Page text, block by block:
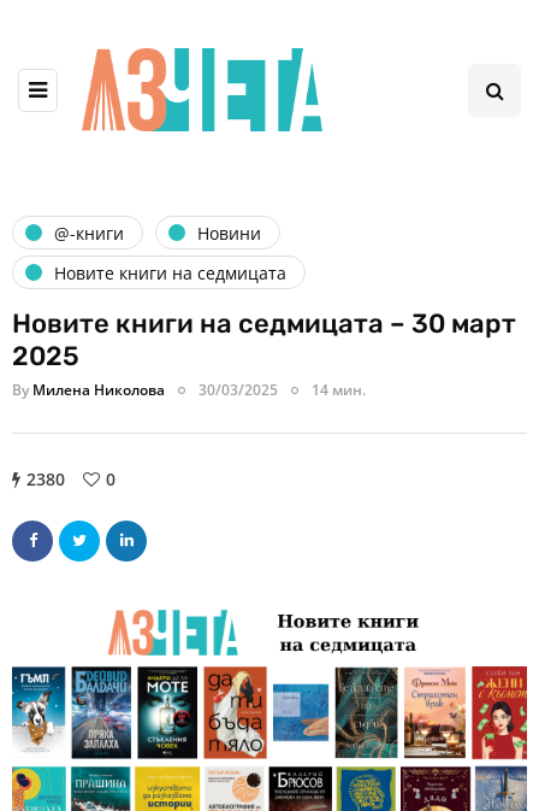
@-книги
Новини
Новите книги на седмицата
Новите книги на седмицата – 30 март
2025
By Милена Николова 30/03/2025 14 мин.
2380 0